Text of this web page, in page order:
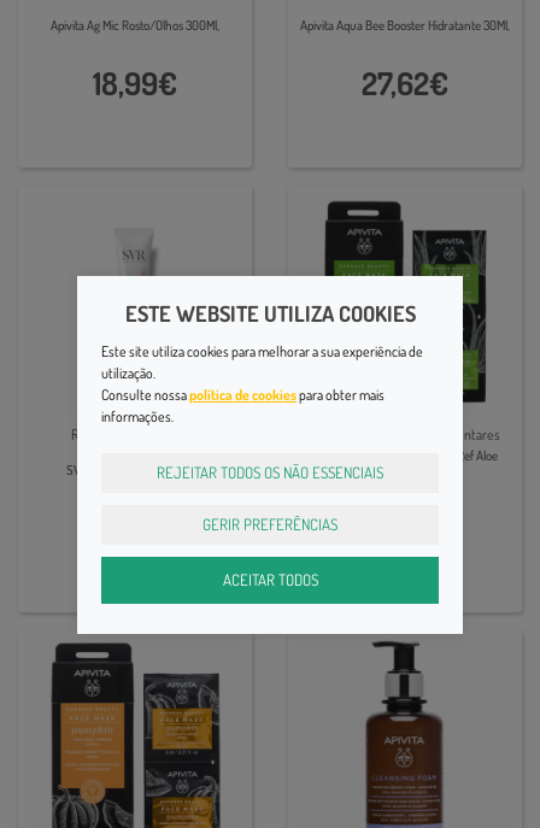
Apivita Ag Mic Rosto/Olhos 300Ml,
18,99€
Apivita Aqua Bee Booster Hidratante 30Ml,
27,62€
Rosácea e Vermelhidão
SVR SENSIFINE AR CREME
Rosto | Cuidados Complementares
Apivita Expbeauty Masc Hidr Ref Aloe
ESTE WEBSITE UTILIZA COOKIES
Este site utiliza cookies para melhorar a sua experiência de
utilização.
Consulte nossapolítica de cookiespara obter mais
informações.
REJEITAR TODOS OS NÃO ESSENCIAIS
GERIR PREFERÊNCIAS
ACEITAR TODOS